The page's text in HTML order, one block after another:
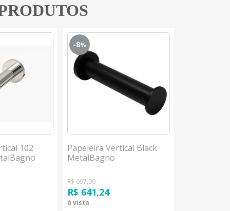
102
-8%
Papeleira Vertical Black
MetalBagno
R$ 697,00
R$ 641,24
à vista